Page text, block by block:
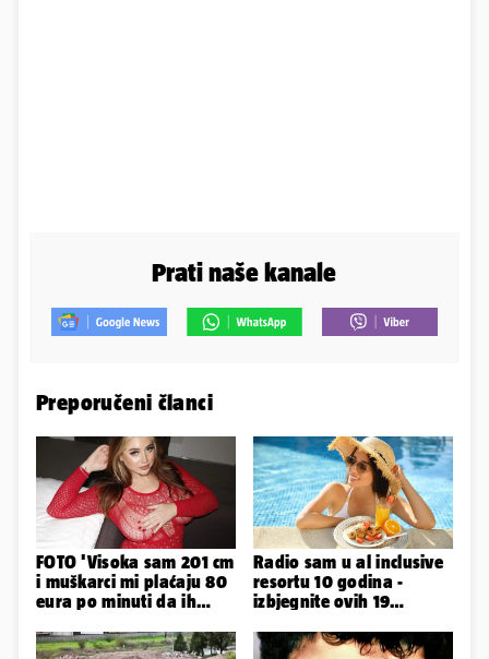
Prati naše kanale
Preporučeni članci
FOTO 'Visoka sam 201 cm
i muškarci mi plaćaju 80
eura po minuti da ih
Radio sam u al inclusive
resortu 10 godina -
izbjegnite ovih 19
odmor